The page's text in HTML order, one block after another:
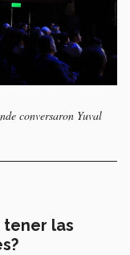
conversaron Yuval
tener las